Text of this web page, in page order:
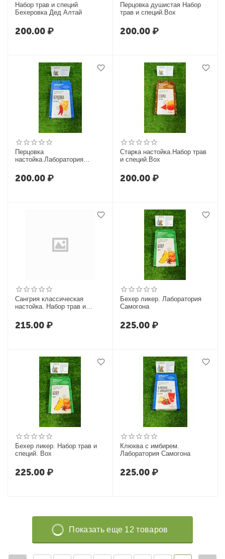
Набор трав и специй
Бехеровка Дед Алтай
200.00₽
Перцовка душистая Набор
трав и специй.Вох
200.00₽
Перцовка
настойка.Лаборатория
200.00₽
Старка настойка.Набор трав
и специй.Воx
200.00₽
Сангрия классическая
настойка. Набор трав и
215.00₽
Бехер ликер. Лаборатория
Самогона
225.00₽
Бехер ликер. Набор трав и
специй. Box
225.00₽
Клюква с имбирем.
Лаборатория Самогона
225.00₽
Показать еще 12 товаров